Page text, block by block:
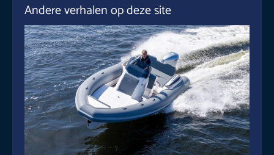
Andere verhalen op deze site